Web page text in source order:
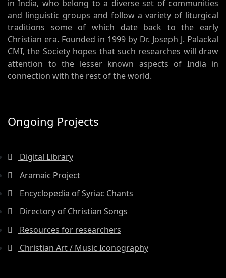
in India, who belong to a diverse set of communities
and linguistic groups and follow a variety of liturgical
traditions some of which date back to the early
Christian era. Founded in 1999 by Dr. Joseph J. Palackal
CMI, the Society hopes that such researches will draw
attention to the lesser known aspects of India in
connection with the rest of the world.
Ongoing Projects
Digital Library
Aramaic Project
Encyclopedia of Syriac Chants
Directory of Christian Songs
Resources for researchers
Christian Art / Music Iconography